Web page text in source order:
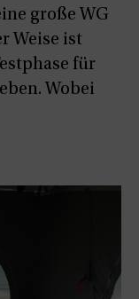
große WG
Weise ist
für
Wobei